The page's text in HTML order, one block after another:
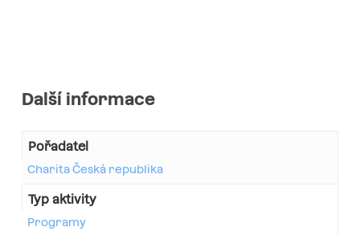
Další informace
Pořadatel
Charita Česká republika
Typ aktivity
Programy